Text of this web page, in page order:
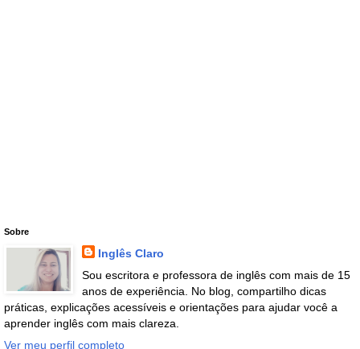
Sobre
Inglês Claro
Sou escritora e professora de inglês com mais de 15
anos de experiência. No blog, compartilho dicas
práticas, explicações acessíveis e orientações para ajudar você a
aprender inglês com mais clareza.
Ver meu perfil completo